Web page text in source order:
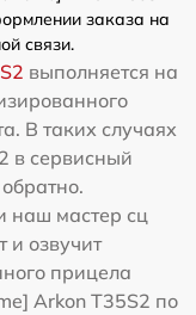
заказа на
связи.
выполняется на
В таких случаях
в сервисный
наш мастер сц
и озвучит
прицела
Arkon T35S2 по